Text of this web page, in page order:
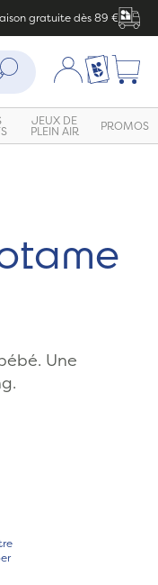
gratuite dès 89 €
Mon compte
Ma liste
JEUX DE
PLEIN AIR PROMOS
Une